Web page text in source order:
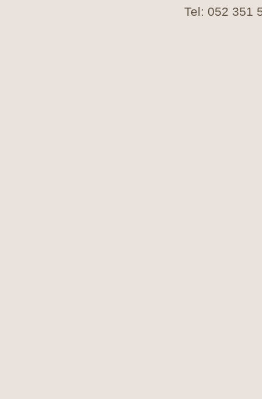
Tel: 052 351